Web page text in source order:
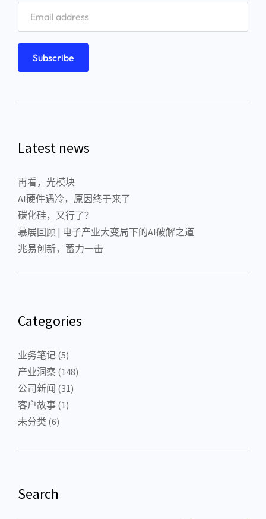
Latest news
再看，光模块
AI硬件遇冷，原因终于来了
碳化硅，又行了？
慕展回顾 | 电子产业大变局下的AI破解之道
兆易创新，蓄力一击
Categories
业务笔记 (5)
产业洞察 (148)
公司新闻 (31)
客户故事 (1)
未分类 (6)
Search